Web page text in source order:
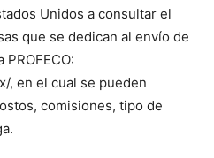
Unidos a consultar el
que se dedican al envío de
, en el cual se pueden
comisiones, tipo de